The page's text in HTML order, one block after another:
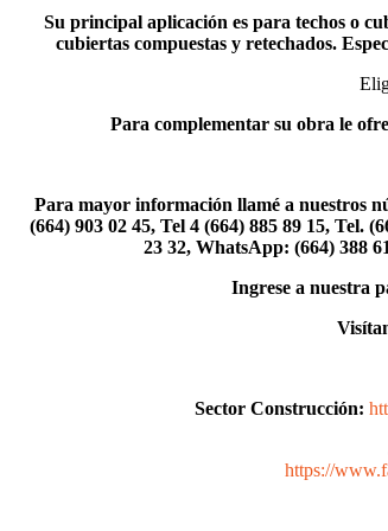
Su principal aplicación es para techos o
cubiertas compuestas y retechados.
Para complementar su obra le
Para mayor información llamé a nuestros
(664) 903 02 45, Tel 4 (664) 885 89 15, Tel.
23 32, WhatsApp: (664) 388
Ingrese a nuestra
Sector Construcción:
https://